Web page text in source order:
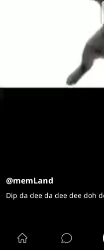
@memLand
Dip da dee da dee dee doh